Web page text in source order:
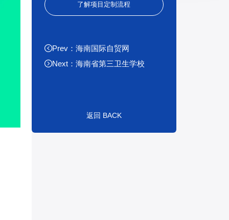
了解项目定制流程
Prev：海南国际自贸网
Next：海南省第三卫生学校
返回 BACK